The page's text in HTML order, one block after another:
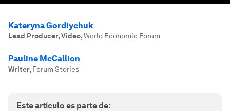
Kateryna Gordiychuk
Lead Producer, Video,World Economic Forum
Pauline McCallion
Writer, Forum Stories
Este artículo es parte de: